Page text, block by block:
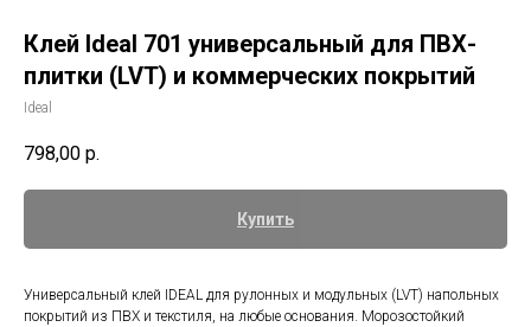
Клей Ideal 701 универсальный для ПВХ-
плитки (LVT) и коммерческих покрытий
Ideal
798,00 р.
Купить
Универсальный клей IDEAL для рулонных и модульных (LVT) напольных
покрытий из ПВХ и текстиля, на любые основания. Морозостойкий